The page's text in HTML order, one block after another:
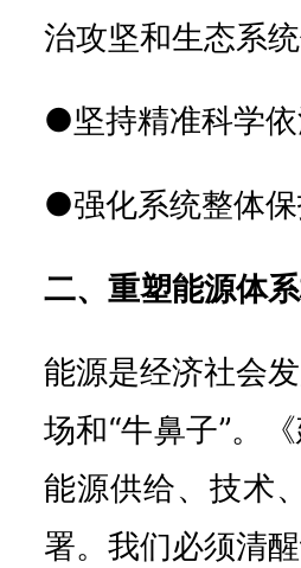
治攻坚和生态系统
●坚持精准科学
●强化系统整体
二、重塑能源体
能源是经济社会
场和“牛鼻子”。
能源供给、技术
署。我们必须清